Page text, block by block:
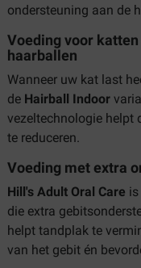
ondersteuning aan de
Voeding voor
haarballen
Wanneer uw kat last
de Hairball Indoor
vezeltechnologie helpt
te reduceren.
Voeding met extra
Hill's Adult Oral Care
die extra
helpt tandplak te
van het gebit én